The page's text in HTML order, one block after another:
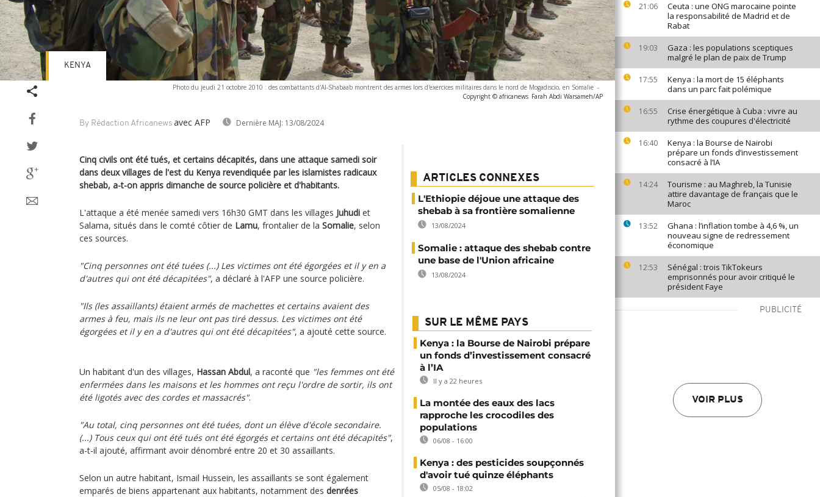
21:06
Ceuta : une ONG marocaine pointe
la responsabilité de Madrid et de
Rabat
19:03
Gaza : les populations sceptiques
malgré le plan de paix de Trump
17:55
Kenya : la mort de 15 éléphants
dans un parc fait polémique
16:55
Crise énergétique à Cuba : vivre au
rythme des coupures d'électricité
16:40
Kenya : la Bourse de Nairobi
prépare un fonds d’investissement
consacré à l’IA
14:24
Tourisme : au Maghreb, la Tunisie
attire davantage de français que le
Maroc
13:52
Ghana : l’inflation tombe à 4,6 %, un
nouveau signe de redressement
économique
12:53
Sénégal : trois TikTokeurs
emprisonnés pour avoir critiqué le
président Faye
PUBLICITÉ
VOIR PLUS
Photo du jeudi 21 octobre 2010 : des combattants d'Al-Shabaab montrent des armes lors d'exercices militaires dans le nord de Mogadiscio, en Somalie -
Copyright © africanews Farah Abdi Warsameh/AP
By Rédaction Africanews avec AFP Dernière MAJ: 13/08/2024
KENYA
Cinq civils ont été tués, et certains décapités, dans une attaque samedi soir
dans deux villages de l'est du Kenya revendiquée par les islamistes radicaux
shebab, a-t-on appris dimanche de source policière et d'habitants.
L'attaque a été menée samedi vers 16h30 GMT dans les villages Juhudi et
Salama, situés dans le comté côtier de Lamu, frontalier de la Somalie, selon
ces sources.
"Cinq personnes ont été tuées (...) Les victimes ont été égorgées et il y en a
d'autres qui ont été décapitées", a déclaré à l'AFP une source policière.
"Ils (les assaillants) étaient armés de machettes et certains avaient des
armes à feu, mais ils ne leur ont pas tiré dessus. Les victimes ont été
égorgées et il y en a d'autres qui ont été décapitées", a ajouté cette source.
Un habitant d'un des villages, Hassan Abdul, a raconté que "les femmes ont été
enfermées dans les maisons et les hommes ont reçu l'ordre de sortir, ils ont
été ligotés avec des cordes et massacrés".
"Au total, cinq personnes ont été tuées, dont un élève d'école secondaire.
(...) Tous ceux qui ont été tués ont été égorgés et certains ont été décapités",
a-t-il ajouté, affirmant avoir dénombré entre 20 et 30 assaillants.
Selon un autre habitant, Ismail Hussein, les assaillants se sont également
emparés de biens appartenant aux habitants, notamment des denrées
ARTICLES CONNEXES
L'Ethiopie déjoue une attaque des
shebab à sa frontière somalienne
13/08/2024
Somalie : attaque des shebab contre
une base de l'Union africaine
13/08/2024
SUR LE MÊME PAYS
Kenya : la Bourse de Nairobi prépare
un fonds d’investissement consacré
à l’IA
Il y a 22 heures
La montée des eaux des lacs
rapproche les crocodiles des
populations
06/08 - 16:00
Kenya : des pesticides soupçonnés
d'avoir tué quinze éléphants
05/08 - 18:02